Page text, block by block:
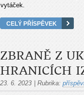
vytáček.
CELÝ PŘÍSPĚVEK
ZBRANĚ Z
HRANICÍCH
23. 6. 2023 Rubrika: